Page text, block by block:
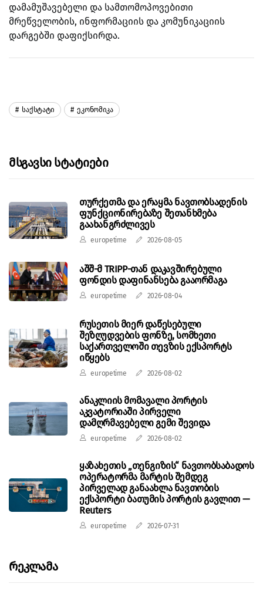
დამამუშავებელი და სამთომოპოვებითი
მრეწველობის, ინფორმაციის და კომუნიკაციის
დარგებში დაფიქსირდა.
Საქსტატი Ეკონომიკა
Მსგავსი Სტატიები
თურქეთმა და ერაყმა ნავთობსადენის
ფუნქციონირებაზე შეთანხმება
გაახანგრძლივეს
europetime 2026-08-05
აშშ-მ TRIPP-თან დაკავშირებული
ფონდის დაფინანსება გააორმაგა
europetime 2026-08-04
რუსეთის მიერ დაწესებული
შეზღუდვების ფონზე, სომხეთი
საქართველოში თევზის ექსპორტს
იწყებს
europetime 2026-08-02
ანაკლიის მომავალი პორტის
აკვატორიაში პირველი
დამღრმავებელი გემი შევიდა
europetime 2026-08-02
ყაზახეთის „თენგიზის“ ნავთობსაბადოს
ოპერატორმა მარტის შემდეგ
პირველად განაახლა ნავთობის
ექსპორტი ბათუმის პორტის გავლით —
Reuters
europetime 2026-07-31
Რეკლამა